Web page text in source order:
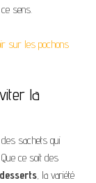
sens.
sur les pochons
la
sachets qui
ce soit des
desserts, la variété